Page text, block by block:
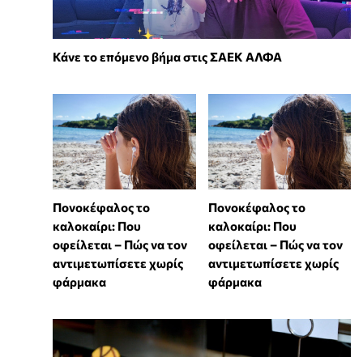
Κάνε το επόμενο βήμα στις ΣΑΕΚ ΑΛΦΑ
Πονοκέφαλος το
καλοκαίρι: Που
οφείλεται – Πώς να τον
αντιμετωπίσετε χωρίς
φάρμακα
Πονοκέφαλος το
καλοκαίρι: Που
οφείλεται – Πώς να τον
αντιμετωπίσετε χωρίς
φάρμακα